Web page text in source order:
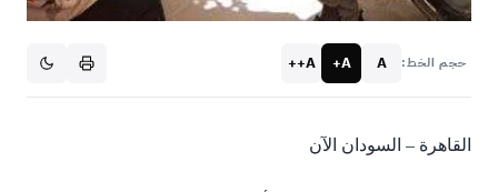
حجم الخط: A
A+
A++
القاهرة – السودان الآن